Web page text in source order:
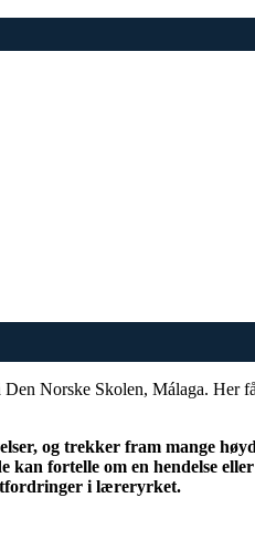
Norske Skolen, Málaga. Her
og trekker fram mange
fortelle om en hendelse
i læreryrket.